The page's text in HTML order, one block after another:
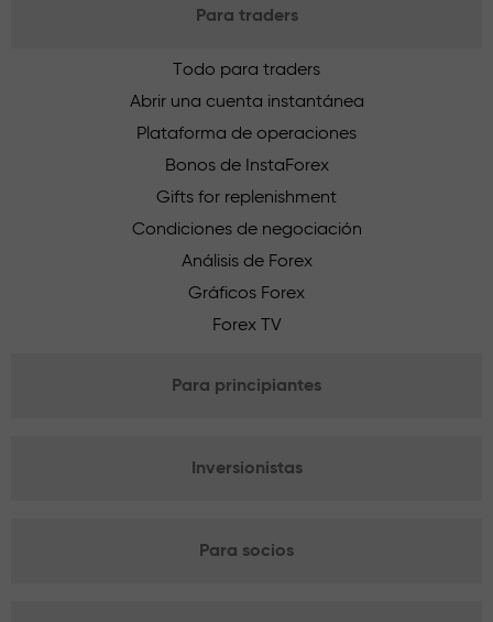
Para traders
Todo para traders
Abrir una cuenta instantánea
Plataforma de operaciones
Bonos de InstaForex
Gifts for replenishment
Condiciones de negociación
Análisis de Forex
Gráficos Forex
Forex TV
Para principiantes
Inversionistas
Para socios